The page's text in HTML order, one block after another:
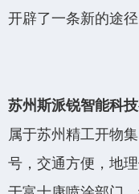
开辟了一条新的途径
苏州斯派锐智能科
属于苏州精工开物
号，交通方便，地